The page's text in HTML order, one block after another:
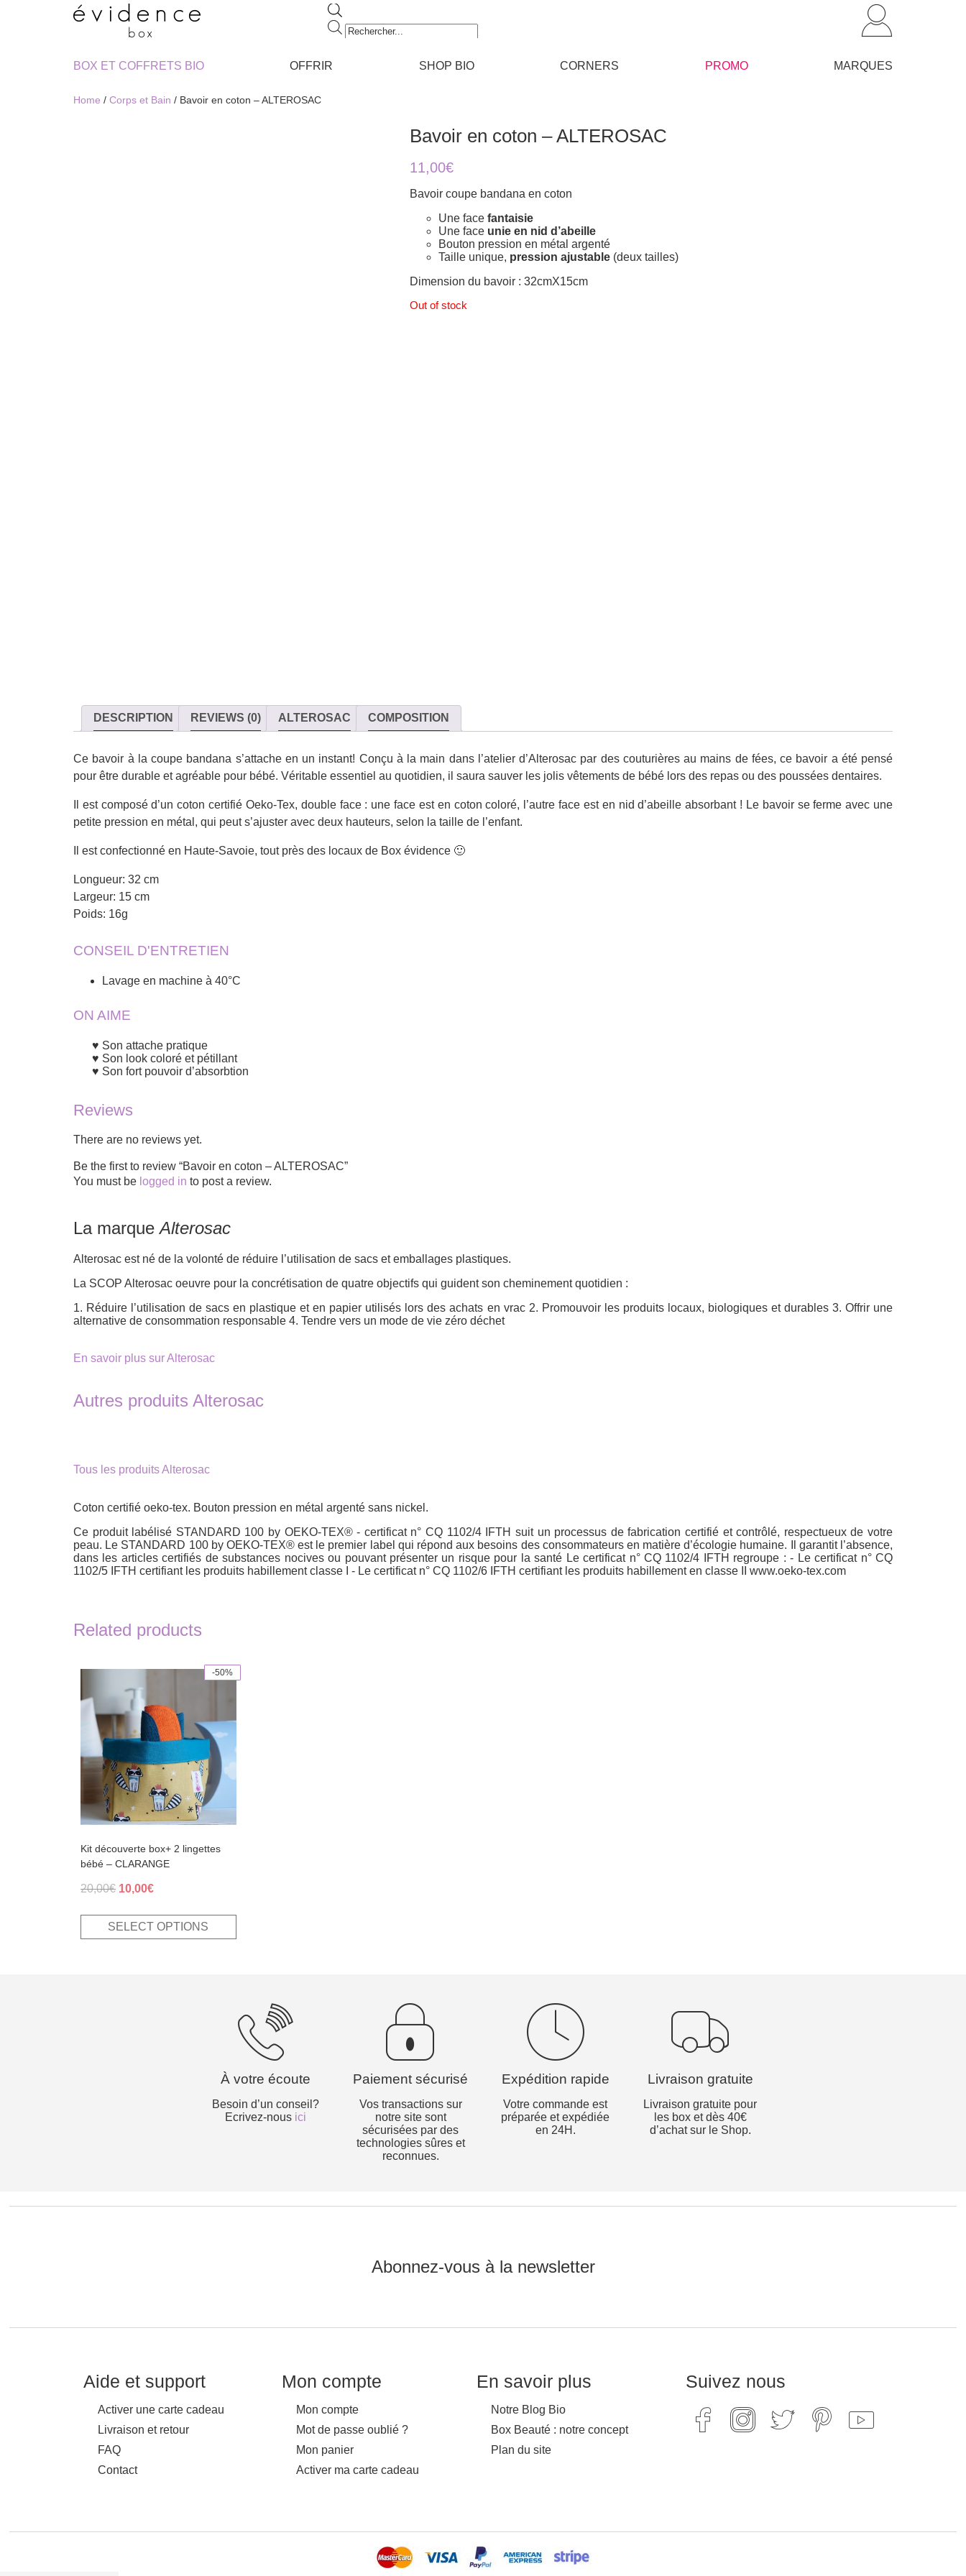
Recherche
de
BOX ET COFFRETS BIO
OFFRIR SHOP BIO CORNERS PROMO MARQUES
Home / Corps et Bain / Bavoir en coton – ALTEROSAC
Bavoir en coton – ALTEROSAC
11,00€
Bavoir coupe bandana en coton
Une face fantaisie
Une face unie en nid d’abeille
Bouton pression en métal argenté
Taille unique, pression ajustable (deux tailles)
Dimension du bavoir : 32cmX15cm
Out of stock
DESCRIPTION REVIEWS (0) ALTEROSAC COMPOSITION
Ce bavoir à la coupe bandana s’attache en un instant! Conçu à la main dans l’atelier d’Alterosac par des couturières au mains de fées, ce bavoir a été pensé
pour être durable et agréable pour bébé. Véritable essentiel au quotidien, il saura sauver les jolis vêtements de bébé lors des repas ou des poussées dentaires.
Il est composé d’un coton certifié Oeko-Tex, double face : une face est en coton coloré, l’autre face est en nid d’abeille absorbant ! Le bavoir se ferme avec une
petite pression en métal, qui peut s’ajuster avec deux hauteurs, selon la taille de l’enfant.
Il est confectionné en Haute-Savoie, tout près des locaux de Box évidence 🙂
Longueur: 32 cm
Largeur: 15 cm
Poids: 16g
CONSEIL D'ENTRETIEN
Lavage en machine à 40°C
ON AIME
Son attache pratique
Son look coloré et pétillant
Son fort pouvoir d’absorbtion
Reviews
There are no reviews yet.
Be the first to review “Bavoir en coton – ALTEROSAC”
You must be logged in to post a review.
La marqueAlterosac
Alterosac est né de la volonté de réduire l’utilisation de sacs et emballages plastiques.
La SCOP Alterosac oeuvre pour la concrétisation de quatre objectifs qui guident son cheminement quotidien :
1. Réduire l’utilisation de sacs en plastique et en papier utilisés lors des achats en vrac 2. Promouvoir les produits locaux, biologiques et durables 3. Offrir une
alternative de consommation responsable 4. Tendre vers un mode de vie zéro déchet
En savoir plus sur Alterosac
Autres produits Alterosac
Tous les produits Alterosac
Coton certifié oeko-tex. Bouton pression en métal argenté sans nickel.
Ce produit labélisé STANDARD 100 by OEKO-TEX® - certificat n° CQ 1102/4 IFTH suit un processus de fabrication certifié et contrôlé, respectueux de votre
peau. Le STANDARD 100 by OEKO-TEX® est le premier label qui répond aux besoins des consommateurs en matière d’écologie humaine. Il garantit l’absence,
dans les articles certifiés de substances nocives ou pouvant présenter un risque pour la santé Le certificat n° CQ 1102/4 IFTH regroupe : - Le certificat n° CQ
1102/5 IFTH certifiant les produits habillement classe I - Le certificat n° CQ 1102/6 IFTH certifiant les produits habillement en classe II www.oeko-tex.com
Related products
-50%
Kit découverte box+ 2 lingettes
bébé – CLARANGE
20,00€ Original
was:
20,00€.
10,00€Current
is:
10,00€.
SELECT OPTIONS
has
multiple
variants.
The
options
may
chosen
on
the
page
À votre écoute
Besoin d’un conseil?
Ecrivez-nous ici
Paiement sécurisé
Vos transactions sur
notre site sont
sécurisées par des
technologies sûres et
reconnues.
Expédition rapide
Votre commande est
préparée et expédiée
en 24H.
Livraison gratuite
Livraison gratuite pour
les box et dès 40€
d’achat sur le Shop.
Abonnez-vous à la newsletter
Aide et support
Activer une carte cadeau
Livraison et retour
FAQ
Contact
Mon compte
Mon compte
Mot de passe oublié ?
Mon panier
Activer ma carte cadeau
En savoir plus
Notre Blog Bio
Box Beauté : notre concept
Plan du site
Suivez nous